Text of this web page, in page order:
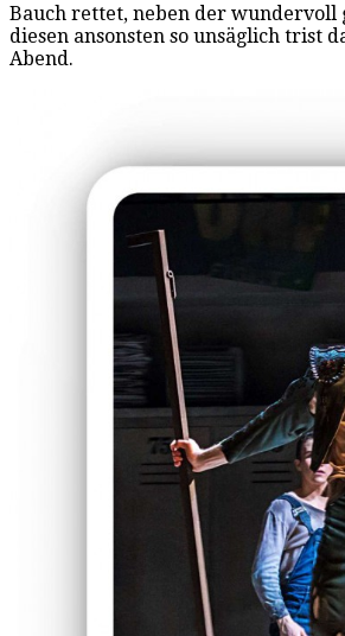
Bauch rettet, neben der wundervoll
diesen ansonsten so unsäglich trist
Abend.